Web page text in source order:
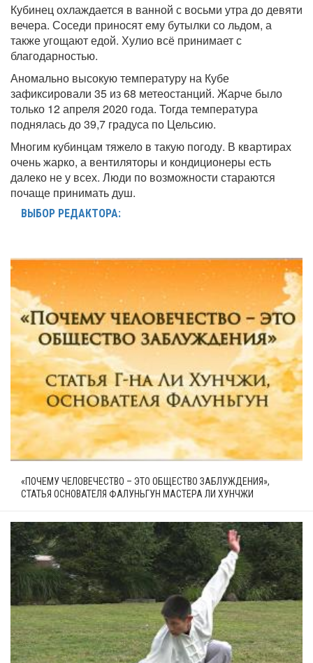
Кубинец охлаждается в ванной с восьми утра до девяти
вечера. Соседи приносят ему бутылки со льдом, а
также угощают едой. Хулио всё принимает с
благодарностью.
Аномально высокую температуру на Кубе
зафиксировали 35 из 68 метеостанций. Жарче было
только 12 апреля 2020 года. Тогда температура
поднялась до 39,7 градуса по Цельсию.
Многим кубинцам тяжело в такую погоду. В квартирах
очень жарко, а вентиляторы и кондиционеры есть
далеко не у всех. Люди по возможности стараются
почаще принимать душ.
ВЫБОР РЕДАКТОРА:
«ПОЧЕМУ ЧЕЛОВЕЧЕСТВО – ЭТО ОБЩЕСТВО ЗАБЛУЖДЕНИЯ»,
СТАТЬЯ ОСНОВАТЕЛЯ ФАЛУНЬГУН МАСТЕРА ЛИ ХУНЧЖИ